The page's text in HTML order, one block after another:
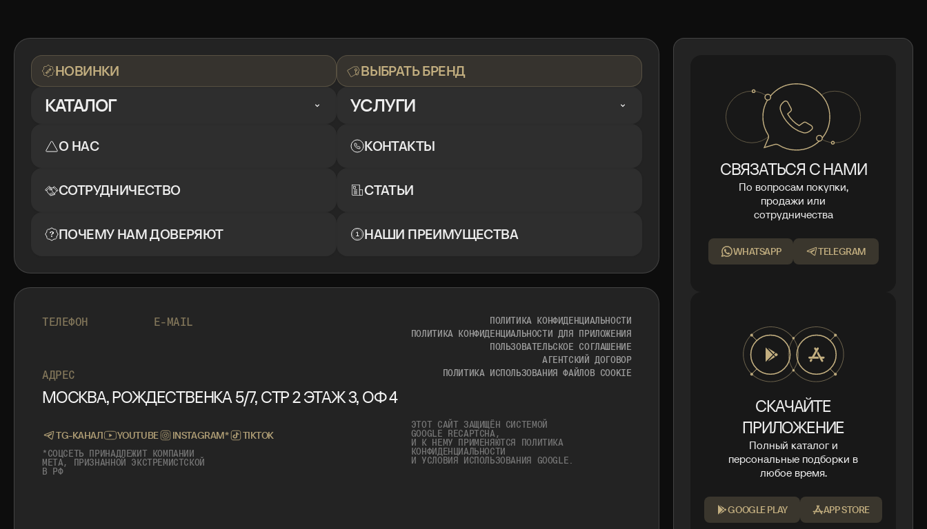
НОВИНКИ
КАТАЛОГ
О НАС
СОТРУДНИЧЕСТВО
ПОЧЕМУ НАМ ДОВЕРЯЮТ
ВЫБРАТЬ БРЕНД
УСЛУГИ
КОНТАКТЫ
СТАТЬИ
НАШИ ПРЕИМУЩЕСТВА
СВЯЗАТЬСЯ С НАМИ
По вопросам покупки,
продажи или
сотрудничества
WHATSAPP TELEGRAM
СКАЧАЙТЕ
ПРИЛОЖЕНИЕ
Полный каталог и
персональные подборки в
любое время.
GOOGLE PLAY APP STORE
ТЕЛЕФОН E-MAIL
АДРЕС
МОСКВА, РОЖДЕСТВЕНКА 5/7, СТР 2 ЭТАЖ 3, ОФ 4
TG-КАНАЛ YOUTUBE INSTAGRAM* TIKTOK
*СОЦСЕТЬ ПРИНАДЛЕЖИТ КОМПАНИИ
META, ПРИЗНАННОЙ ЭКСТРЕМИСТСКОЙ
В РФ
ПОЛИТИКА КОНФИДЕНЦИАЛЬНОСТИ
ПОЛИТИКА КОНФИДЕНЦИАЛЬНОСТИ ДЛЯ ПРИЛОЖЕНИЯ
ПОЛЬЗОВАТЕЛЬСКОЕ СОГЛАШЕНИЕ
АГЕНТСКИЙ ДОГОВОР
ПОЛИТИКА ИСПОЛЬЗОВАНИЯ ФАЙЛОВ COOKIE
ЭТОТ САЙТ ЗАЩИЩЁН СИСТЕМОЙ
GOOGLE RECAPTCHA,
И К НЕМУ ПРИМЕНЯЮТСЯ
ПОЛИТИКА
КОНФИДЕНЦИАЛЬНОСТИ
И
УСЛОВИЯ ИСПОЛЬЗОВАНИЯ GOOGLE.